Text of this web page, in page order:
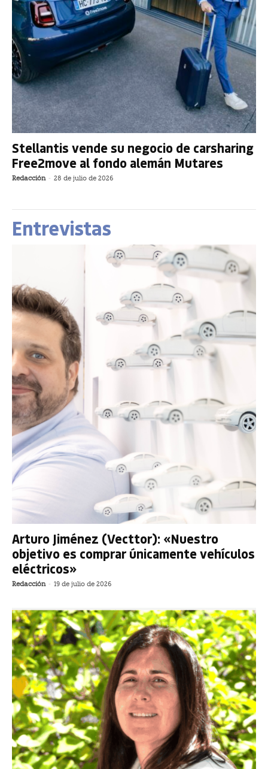
Stellantis vende su negocio de carsharing
Free2move al fondo alemán Mutares
Redacción - 28 de julio de 2026
Entrevistas
Arturo Jiménez (Vecttor): «Nuestro
objetivo es comprar únicamente vehículos
eléctricos»
Redacción - 19 de julio de 2026